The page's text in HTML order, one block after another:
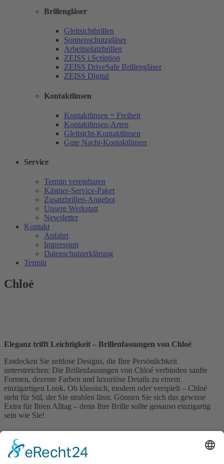
Brillengläser
Gleitsichtbrillen
Sonnenschutzgläser
Arbeitsplatzbrillen
ZEISS i.Scription
ZEISS DriveSafe Brillengläser
ZEISS Digital
Kontaktlinsen
Kontaktlinsen = Freiheit
Kontaktlinsen-Arten
Gleitsicht-Kontaktlinsen
Gute Nacht-Kontaktlinsen
Service
Termin vereinbaren
Kästner-Service-Paket
Zusatzbrillen-Angebot
Unsere Werkstatt
Newsletter
Kontakt
Anfahrt
Impressum
Datenschutzerklärung
Termin
Chloé
Eleganz trifft Leichtigkeit – Brillenfassungen von Chloé
Entdecken Sie zeitlose Designs, die Ihre Persönlichkeit
unterstreichen: Die Brillenfassungen von Chloé verbinden sanfte
Formen, dezente Farben und luxuriöse Details zu einem
einzigartigen Look. Ob klassisch, modern oder verspielt – Chloé
steht für Stil, der Sie strahlen lässt. Gönnen Sie sich das gewisse
Extra für Ihren Alltag – denn Ihre Brille sollte genauso einzigartig
sein wie Sie!
Kontakt